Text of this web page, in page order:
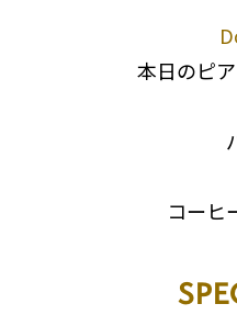
本日のピ
コーヒ